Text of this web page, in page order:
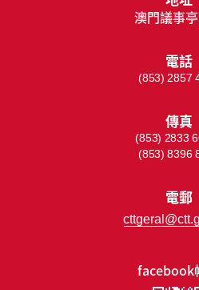
facebook
澳門議事
電話
(853) 2857
傳真
(853) 2833
(853) 8396
電郵